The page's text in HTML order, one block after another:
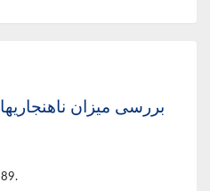
بررسی میزان